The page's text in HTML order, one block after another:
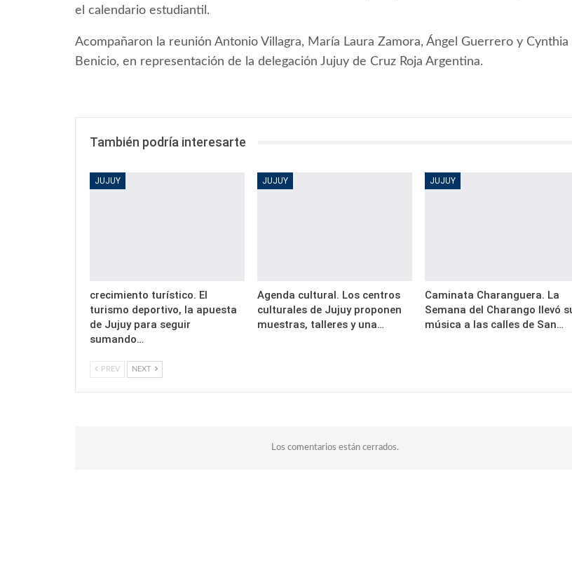
el calendario estudiantil.
Acompañaron la reunión Antonio Villagra, María Laura Zamora, Ángel Guerrero y Cynthia
Benicio, en representación de la delegación Jujuy de Cruz Roja Argentina.
También podría interesarte
JUJUY
crecimiento turístico. El
turismo deportivo, la apuesta
de Jujuy para seguir
sumando…
JUJUY
Agenda cultural. Los centros
culturales de Jujuy proponen
muestras, talleres y una…
JUJUY
Caminata Charanguera. La
Semana del Charango llevó
música a las calles de San…
PREV NEXT
Los comentarios están cerrados.